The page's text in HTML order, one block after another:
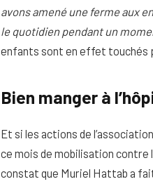
avons amené une ferme aux
le quotidien pendant un
enfants sont en effet touchés
Bien manger à
Et si les actions de
ce mois de mobilisation contre
constat que Muriel Hattab a
Quel soin
uniforme et
26 NOVEMBRE 2025